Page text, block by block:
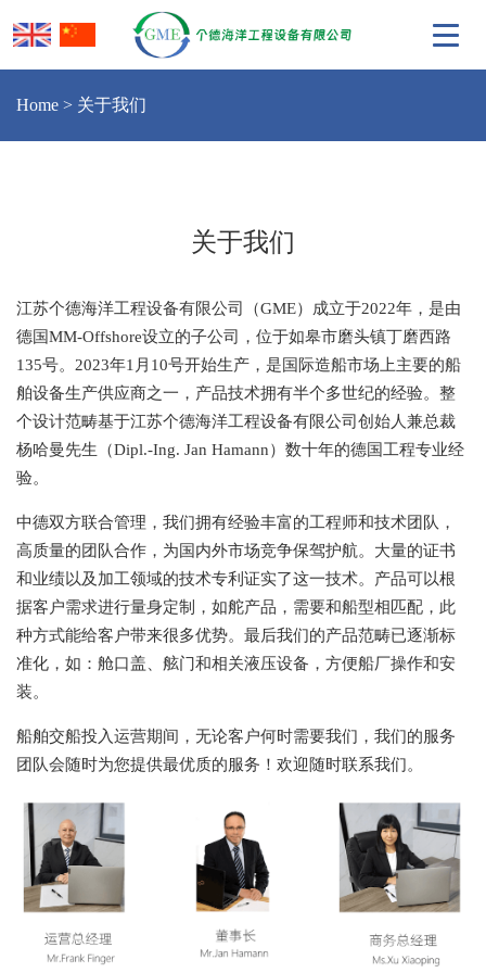
Home > 关于我们
关于我们
江苏个德海洋工程设备有限公司（GME）成立于2022年，是由
德国MM-Offshore设立的子公司，位于如皋市磨头镇丁磨西路
135号。2023年1月10号开始生产，是国际造船市场上主要的船
舶设备生产供应商之一，产品技术拥有半个多世纪的经验。整
个设计范畴基于江苏个德海洋工程设备有限公司创始人兼总裁
杨哈曼先生（Dipl.-Ing. Jan Hamann）数十年的德国工程专业经
验。
中德双方联合管理，我们拥有经验丰富的工程师和技术团队，
高质量的团队合作，为国内外市场竞争保驾护航。大量的证书
和业绩以及加工领域的技术专利证实了这一技术。产品可以根
据客户需求进行量身定制，如舵产品，需要和船型相匹配，此
种方式能给客户带来很多优势。最后我们的产品范畴已逐渐标
准化，如：舱口盖、舷门和相关液压设备，方便船厂操作和安
装。
船舶交船投入运营期间，无论客户何时需要我们，我们的服务
团队会随时为您提供最优质的服务！欢迎随时联系我们。